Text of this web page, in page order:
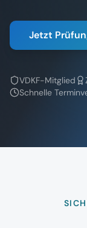
Jetzt
VDKF-Mitglied
Schnelle